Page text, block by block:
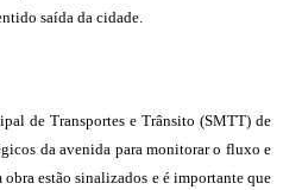
saída da cidade.
de Transportes e Trânsito (SMTT) de
da avenida para monitorar o fluxo e
estão sinalizados e é importante que